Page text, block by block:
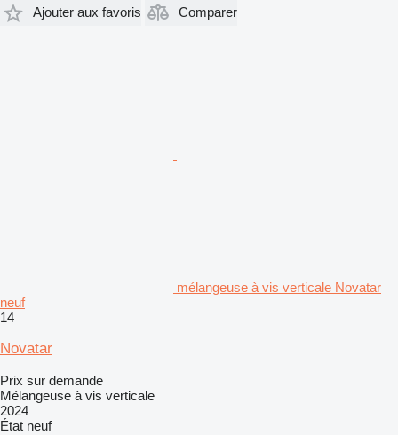
Ajouter aux favoris
Comparer
mélangeuse à vis verticale Novatar
neuf
14
Novatar
Prix sur demande
Mélangeuse à vis verticale
2024
État neuf